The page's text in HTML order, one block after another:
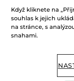
Když kliknete na
souhlas k jejich
na stránce, s
snahami.